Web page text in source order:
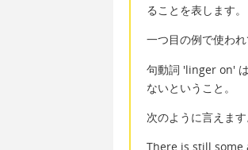
ることを表します。
一つ目の例で使わ
句動詞 'linger on'
ないということ。
次のように言えます
There is still some